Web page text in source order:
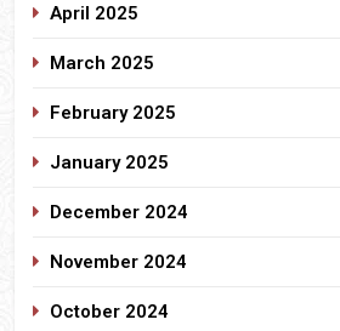
April 2025
March 2025
February 2025
January 2025
December 2024
November 2024
October 2024